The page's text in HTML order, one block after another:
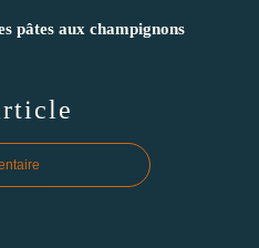
pâtes aux champignons